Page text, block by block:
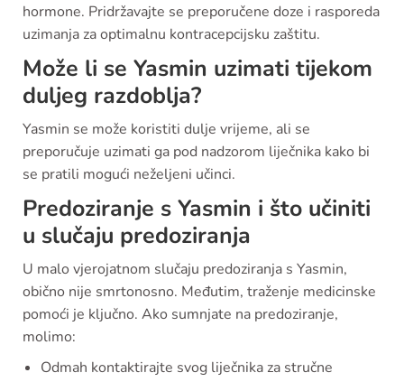
hormone. Pridržavajte se preporučene doze i rasporeda
uzimanja za optimalnu kontracepcijsku zaštitu.
Može li se Yasmin uzimati tijekom
duljeg razdoblja?
Yasmin se može koristiti dulje vrijeme, ali se
preporučuje uzimati ga pod nadzorom liječnika kako bi
se pratili mogući neželjeni učinci.
Predoziranje s Yasmin i što učiniti
u slučaju predoziranja
U malo vjerojatnom slučaju predoziranja s Yasmin,
obično nije smrtonosno. Međutim, traženje medicinske
pomoći je ključno. Ako sumnjate na predoziranje,
molimo:
Odmah kontaktirajte svog liječnika za stručne